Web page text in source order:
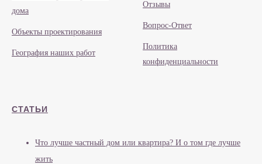
дома
Объекты проектирования
География наших работ
Отзывы
Вопрос-Ответ
Политика
конфиденциальности
СТАТЬИ
Что лучше частный дом или квартира? И о том где лучше
жить